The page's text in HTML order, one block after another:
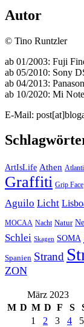
Autor
© Tino Runtzler
ab 01/2003: Fuji
ab 05/2010: Sony
ab 04/2013:
ab 10/2020: Mi
E-Mail:
ArtIsLife Athen
Graffiti Grip Face
Aguilo Licht
MOCAA Nacht Natur
Schlei Skagen SOMA
Spanien Strand
ZON
März 2023
M D M D F S
1
2 3 4
5